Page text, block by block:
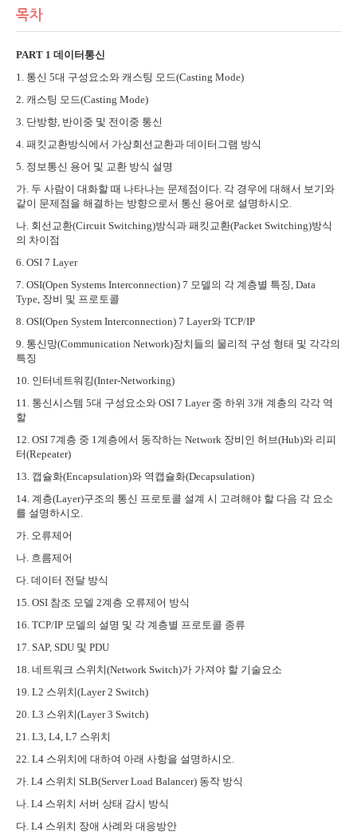
목차
PART 1 데이터통신
1. 통신 5대 구성요소와 캐스팅 모드(Casting Mode)
2. 캐스팅 모드(Casting Mode)
3. 단방향, 반이중 및 전이중 통신
4. 패킷교환방식에서 가상회선교환과 데이터그램 방식
5. 정보통신 용어 및 교환 방식 설명
가. 두 사람이 대화할 때 나타나는 문제점이다. 각 경우에 대해서 보기와
같이 문제점을 해결하는 방향으로서 통신 용어로 설명하시오.
나. 회선교환(Circuit Switching)방식과 패킷교환(Packet Switching)방식
의 차이점
6. OSI 7 Layer
7. OSI(Open Systems Interconnection) 7 모델의 각 계층별 특징, Data
Type, 장비 및 프로토콜
8. OSI(Open System Interconnection) 7 Layer와 TCP/IP
9. 통신망(Communication Network)장치들의 물리적 구성 형태 및 각각의
특징
10. 인터네트워킹(Inter-Networking)
11. 통신시스템 5대 구성요소와 OSI 7 Layer 중 하위 3개 계층의 각각 역
할
12. OSI 7계층 중 1계층에서 동작하는 Network 장비인 허브(Hub)와 리피
터(Repeater)
13. 캡슐화(Encapsulation)와 역캡슐화(Decapsulation)
14. 계층(Layer)구조의 통신 프로토콜 설계 시 고려해야 할 다음 각 요소
를 설명하시오.
가. 오류제어
나. 흐름제어
다. 데이터 전달 방식
15. OSI 참조 모델 2계층 오류제어 방식
16. TCP/IP 모델의 설명 및 각 계층별 프로토콜 종류
17. SAP, SDU 및 PDU
18. 네트워크 스위치(Network Switch)가 가져야 할 기술요소
19. L2 스위치(Layer 2 Switch)
20. L3 스위치(Layer 3 Switch)
21. L3, L4, L7 스위치
22. L4 스위치에 대하여 아래 사항을 설명하시오.
가. L4 스위치 SLB(Server Load Balancer) 동작 방식
나. L4 스위치 서버 상태 감시 방식
다. L4 스위치 장애 사례와 대응방안